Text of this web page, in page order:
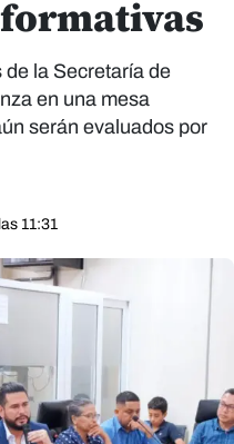
la Secretaría de
en una mesa
serán evaluados por
11:31